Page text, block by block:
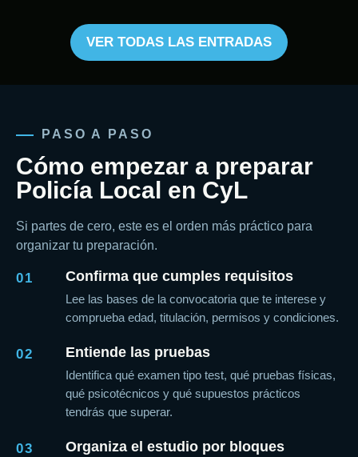
VER TODAS LAS ENTRADAS
PASO A PASO
Cómo empezar a preparar
Policía Local en CyL
Si partes de cero, este es el orden más práctico para
organizar tu preparación.
01 Confirma que cumples requisitos
Lee las bases de la convocatoria que te interese y
comprueba edad, titulación, permisos y condiciones.
02 Entiende las pruebas
Identifica qué examen tipo test, qué pruebas físicas,
qué psicotécnicos y qué supuestos prácticos
tendrás que superar.
03 Organiza el estudio por bloques